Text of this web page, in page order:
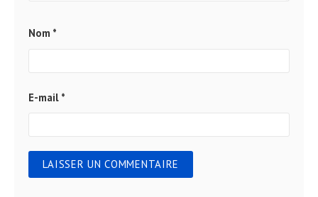
Nom *
E-mail *